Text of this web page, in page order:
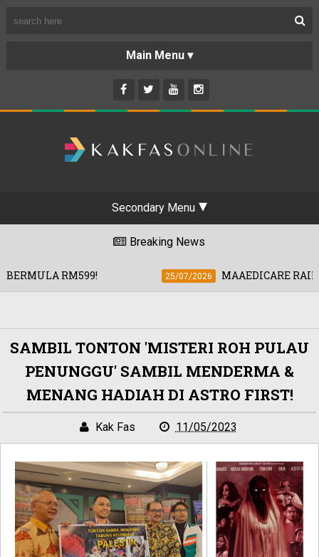
Secondary Menu
Breaking News
25/07/2026 MAAEDICARE RAIH RM700,000,
SAMBIL TONTON 'MISTERI ROH PULAU
PENUNGGU' SAMBIL MENDERMA &
MENANG HADIAH DI ASTRO FIRST!
Kak Fas 11/05/2023